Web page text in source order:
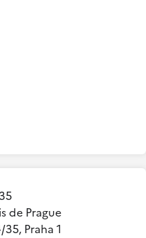
de Prague
Praha 1